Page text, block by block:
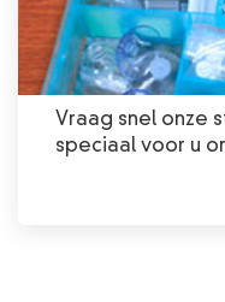
Vraag snel onze
speciaal voor u